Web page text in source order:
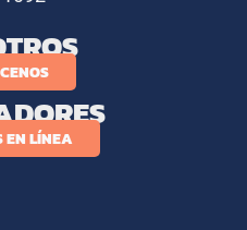
EN LÍNEA